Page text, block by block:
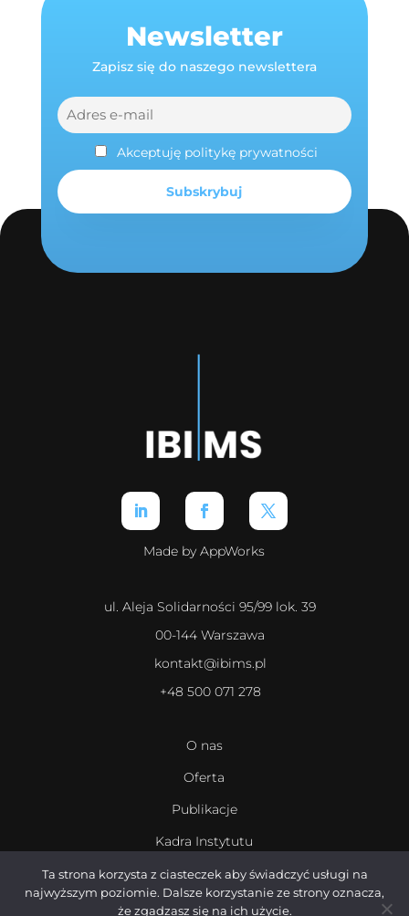
Newsletter
Zapisz się do naszego newslettera
Akceptuję politykę prywatności
Made by AppWorks
ul. Aleja Solidarności 95/99 lok. 39
00-144 Warszawa
kontakt@ibims.pl
+48 500 071 278
O nas
Oferta
Publikacje
Kadra Instytutu
Kariera
Ta strona korzysta z ciasteczek aby świadczyć usługi na
najwyższym poziomie. Dalsze korzystanie ze strony oznacza,
że zgadzasz się na ich użycie.